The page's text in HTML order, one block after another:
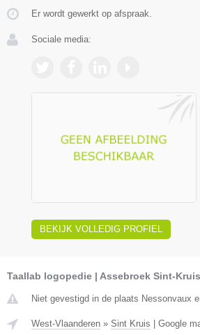
Er wordt gewerkt op afspraak.
Sociale media:
BEKIJK VOLLEDIG PROFIEL
Taallab logopedie | Assebroek Sint-Kruis
Niet gevestigd in de plaats Nessonvaux
West-Vlaanderen » Sint Kruis | Google